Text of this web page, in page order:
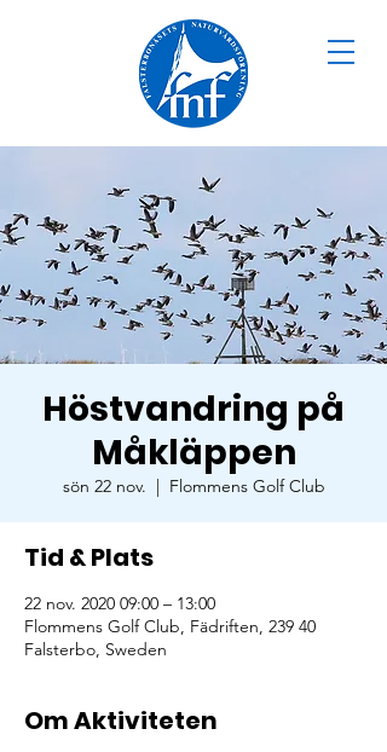
Höstvandring på
Måkläppen
sön 22 nov.
  |
Flommens Golf Club
Tid & Plats
22 nov. 2020 09:00 – 13:00
Flommens Golf Club, Fädriften, 239 40
Falsterbo, Sweden
Om Aktiviteten